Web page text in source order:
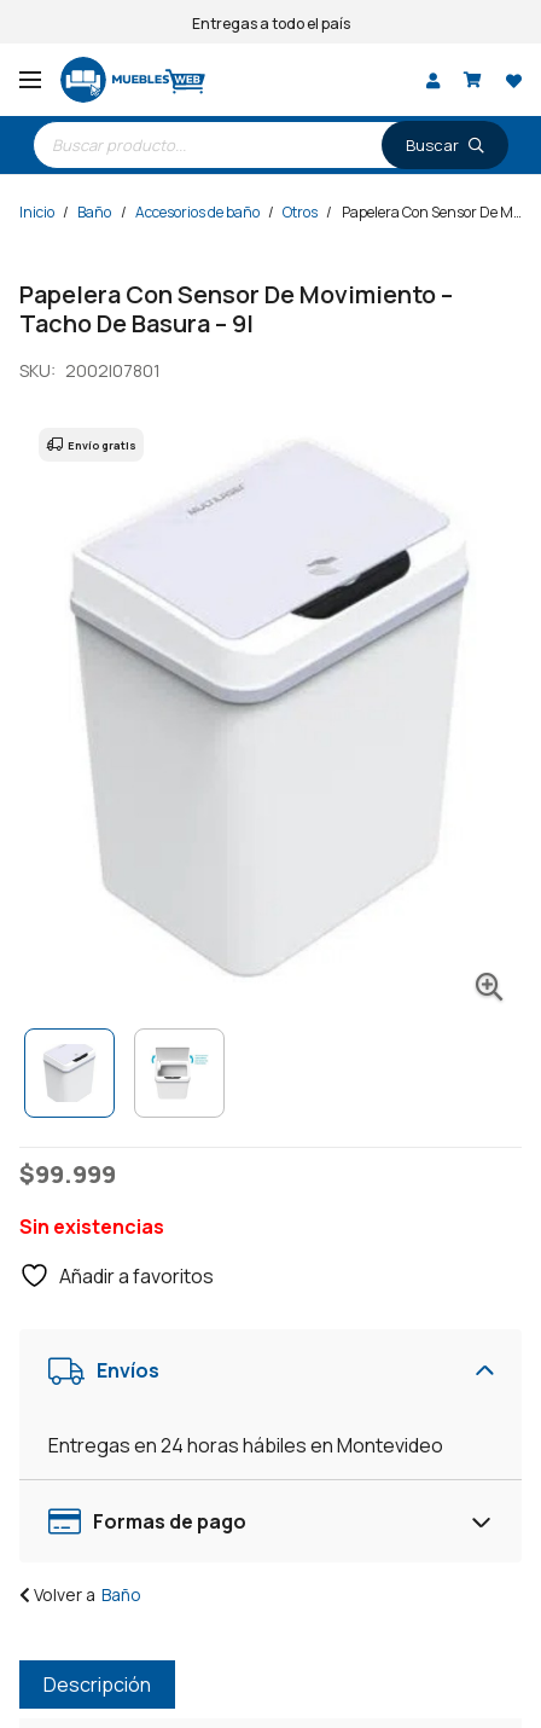
Entregas a todo el país
Búsqueda
de
productos
Inicio / Baño / Accesorios de baño / Otros / Papelera Con Sensor De Movimiento – Tacho De Basura – 9l
Papelera Con Sensor De Movimiento –
Tacho De Basura – 9l
SKU: 2002I07801
Envío gratis
$99.999
Sin existencias
Añadir a favoritos
Envíos
Entregas en 24 horas hábiles en Montevideo
Formas de pago
Volver a Baño
Descripción